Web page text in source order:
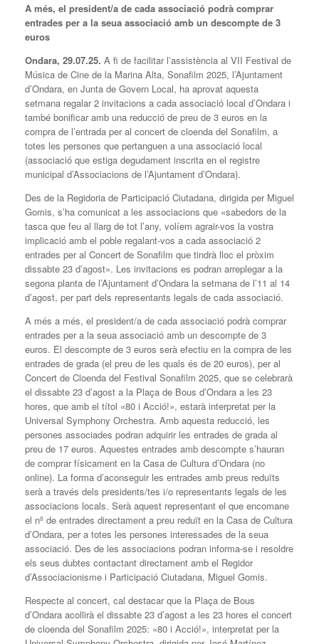
A més, el president/a de cada associació podrà comprar
entrades per a la seua associació amb un descompte de 3
euros
Ondara, 29.07.25. A fi de facilitar l’assistència al VII Festival de
Música de Cine de la Marina Alta, Sonafilm 2025, l’Ajuntament
d’Ondara, en Junta de Govern Local, ha aprovat aquesta
setmana regalar 2 invitacions a cada associació local d’Ondara i
també bonificar amb una reducció de preu de 3 euros en la
compra de l’entrada per al concert de cloenda del Sonafilm, a
totes les persones que pertanguen a una associació local
(associació que estiga degudament inscrita en el registre
municipal d’Associacions de l’Ajuntament d’Ondara).
Des de la Regidoria de Participació Ciutadana, dirigida per Miguel
Gomis, s’ha comunicat a les associacions que «sabedors de la
tasca que feu al llarg de tot l’any, volíem agrair-vos la vostra
implicació amb el poble regalant-vos a cada associació 2
entrades per al Concert de Sonafilm que tindrà lloc el pròxim
dissabte 23 d’agost». Les invitacions es podran arreplegar a la
segona planta de l’Ajuntament d’Ondara la setmana de l’11 al 14
d’agost, per part dels representants legals de cada associació.
A més a més, el president/a de cada associació podrà comprar
entrades per a la seua associació amb un descompte de 3
euros. El descompte de 3 euros serà efectiu en la compra de les
entrades de grada (el preu de les quals és de 20 euros), per al
Concert de Cloenda del Festival Sonafilm 2025, que se celebrarà
el dissabte 23 d’agost a la Plaça de Bous d’Ondara a les 23
hores, que amb el títol «80 i Acció!», estarà interpretat per la
Universal Symphony Orchestra. Amb aquesta reducció, les
persones associades podran adquirir les entrades de grada al
preu de 17 euros. Aquestes entrades amb descompte s’hauran
de comprar físicament en la Casa de Cultura d’Ondara (no
online). La forma d’aconseguir les entrades amb preus reduïts
serà a través dels presidents/tes i/o representants legals de les
associacions locals. Serà aquest representant el que encomane
el nº de entrades directament a preu reduït en la Casa de Cultura
d’Ondara, per a totes les persones interessades de la seua
associació. Des de les associacions podran informa-se i resoldre
els seus dubtes contactant directament amb el Regidor
d’Associacionisme i Participació Ciutadana, Miguel Gomis.
Respecte al concert, cal destacar que la Plaça de Bous
d’Ondara acollirà el dissabte 23 d’agost a les 23 hores el concert
de cloenda del Sonafilm 2025: «80 i Acció!», interpretat per la